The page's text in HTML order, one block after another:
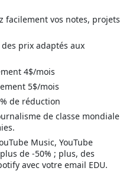
facilement vos notes, projets
prix adaptés aux
4$/mois
5$/mois
de réduction
de classe mondiale
Music, YouTube
de -50% ; plus, des
avec votre email EDU.